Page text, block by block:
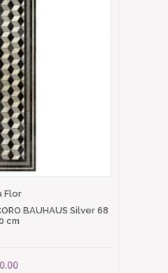
Flor
BAUHAUS Silver 68
cm